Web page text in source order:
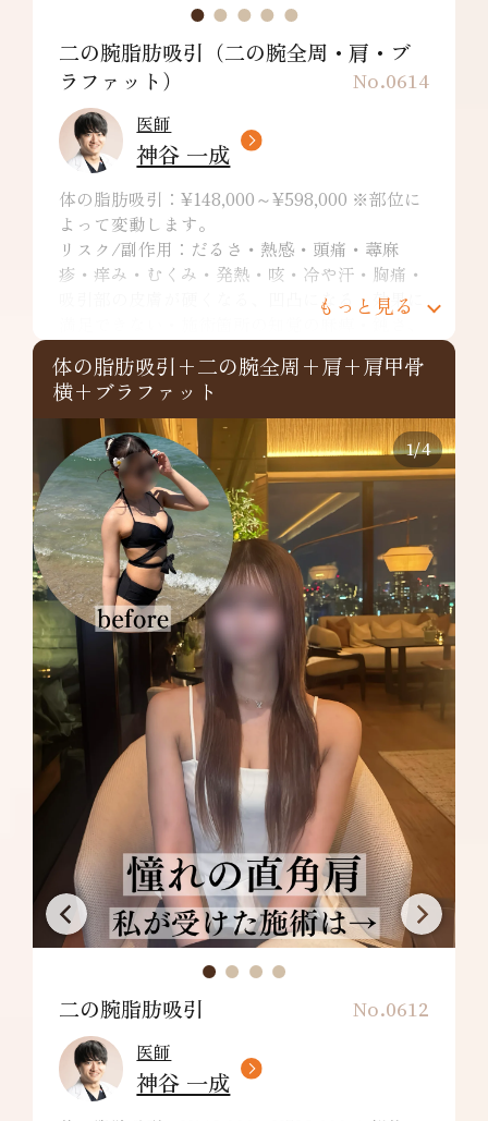
No.0614
二の腕脂肪吸引（二の腕全周・肩・ブ
ラファット）
医師
神谷 一成
体の脂肪吸引：¥148,000～¥598,000 ※部位に
よって変動します。
リスク/副作用：だるさ・熱感・頭痛・蕁麻
疹・痒み・むくみ・発熱・咳・冷や汗・胸痛・
吸引部の皮膚が硬くなる、凹凸になる・効果に
満足できない・施術箇所の知覚の麻痺・鈍さ、
ります。
二の腕全周：¥349,800～
リスク/副作用：だるさ・熱感・頭痛・蕁麻
疹・痒み・むくみ・発熱・咳・冷や汗・胸痛・
吸引部の皮膚が硬くなる、凹凸になる・効果に
満足できない・施術箇所の知覚の麻痺・鈍さ、
しびれ・皮膚の色素沈着など
肩：¥148,000～
リスク/副作用：だるさ・熱感・頭痛・蕁麻
疹・痒み・むくみ・発熱・咳・冷や汗・胸痛・
吸引部の皮膚が硬くなる、凹凸になる・効果に
満足できない・施術箇所の知覚の麻痺・鈍さ、
しびれ・皮膚の色素沈着などを生じることがあ
ります。
ブラファット：正面背面 ¥159,800～
リスク/副作用：だるさ・熱感・頭痛・蕁麻
疹・痒み・むくみ・発熱・咳・冷や汗・胸痛・
吸引部の皮膚が硬くなる、凹凸になる・効果に
満足できない・施術箇所の知覚の麻痺・鈍さ、
しびれ・皮膚の色素沈着など
もっと見る
体の脂肪吸引+二の腕全周+肩+肩甲骨
横+ブラファット
1/4
No.0612
二の腕脂肪吸引
医師
神谷 一成